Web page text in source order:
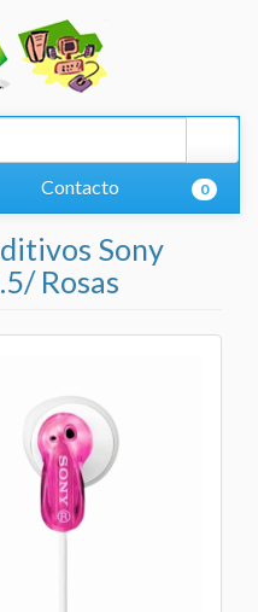
Contacto 0
Sony
Rosas